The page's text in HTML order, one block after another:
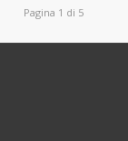
Pagina 1 di 5